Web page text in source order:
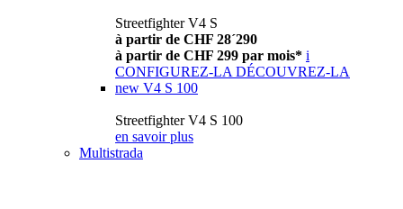
Streetfighter V4 S
à partir de CHF 28´290
à partir de CHF 299 par mois* i
CONFIGUREZ-LA DÉCOUVREZ-LA
new V4 S 100
Streetfighter V4 S 100
en savoir plus
Multistrada